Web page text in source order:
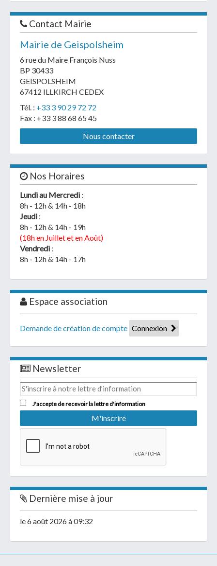
Contact Mairie
Mairie de Geispolsheim
6 rue du Maire François Nuss
BP 30433
GEISPOLSHEIM
67412 ILLKIRCH CEDEX
Tél. : +33 3 90 29 72 72
Fax : +33 3 88 68 65 45
Nous contacter
Nos Horaires
Lundi au Mercredi :
8h - 12h & 14h - 18h
Jeudi :
8h - 12h & 14h - 19h
(18h en Juillet et en Août)
Vendredi :
8h - 12h & 14h - 17h
Espace association
Demande de création de compte Connexion
Newsletter
J'accepte de recevoir la lettre d'information
Dernière mise à jour
le 6 août 2026 à 09:32